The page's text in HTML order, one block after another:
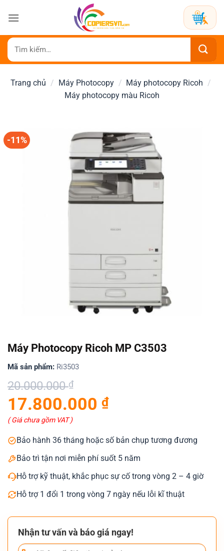
qua
dung
Tìm
kiếm:
Trang chủ / Máy Photocopy / Máy photocopy Ricoh /
Máy photocopy màu Ricoh
-11%
Máy Photocopy Ricoh MP C3503
Mã sản phẩm: Ri3503
20.000.000₫
Giá
gốc
là:
20.000.000 ₫.
17.800.000 ₫
Giá
hiện
tại
là:
17.800.000 ₫.
( Giá chưa gồm VAT )
Bảo hành 36 tháng hoặc số bản chụp tương đương
Bảo trì tận nơi miễn phí suốt 5 năm
Hỗ trợ kỹ thuật, khắc phục sự cố trong vòng 2 – 4 giờ
Hỗ trợ 1 đổi 1 trong vòng 7 ngày nếu lỗi kĩ thuật
Nhận tư vấn và báo giá ngay!